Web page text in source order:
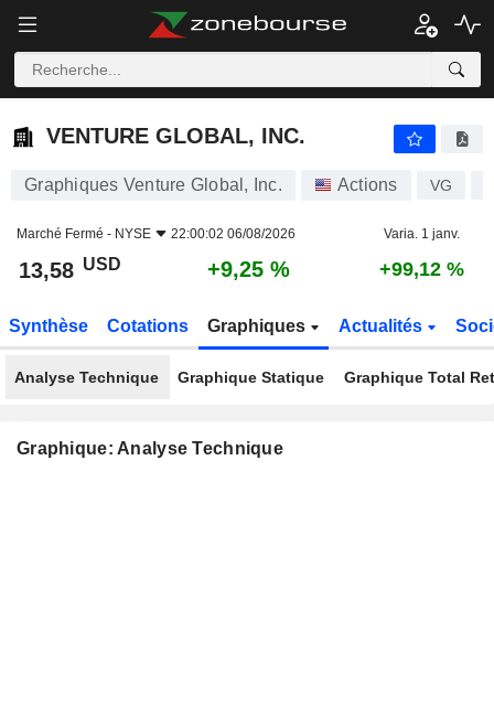
VENTURE GLOBAL, INC.
VENTURE GLOBAL, INC.
Graphiques Venture Global, Inc. Actions VG
Marché Fermé - NYSE 22:00:02 06/08/2026 Varia. 1 janv.
13,58 USD +9,25 % +99,12 %
Synthèse Cotations Graphiques Actualités
Analyse Technique Graphique Statique Graphique Total
Graphique: Analyse Technique